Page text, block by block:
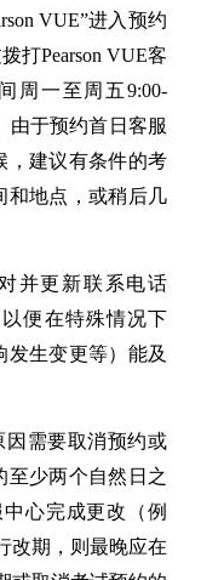
VUE”进入预约
打Pearson VUE客
周一至周五9:00-
由于预约首日客服
，建议有条件的考
和地点，或稍后几
并更新联系电话
便在特殊情况下
发生变更等）能及
需要取消预约或
至少两个自然日之
中心完成更改（例
改期，则最晚应在